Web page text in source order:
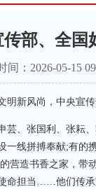
部、全国
间：2026-05-15
风尚，中央宣传
、张国利、张耘、
一线拼搏奉献;有的
营造书香之家，带
命担当……他们传